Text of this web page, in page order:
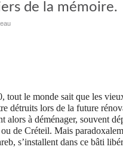
de la mémoire.
tout le monde sait que les
détruits lors de la future
alors à déménager, souvent
de Créteil. Mais
s’installent dans ce bâti